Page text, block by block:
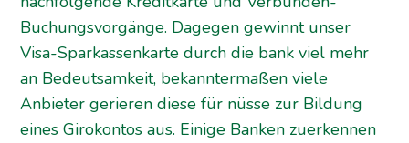
Buchungsvorgänge. Dagegen gewinnt unser
Visa-Sparkassenkarte durch die bank viel mehr
an Bedeutsamkeit, bekanntermaßen viele
Anbieter gerieren diese für nüsse zur Bildung
eines Girokontos aus. Einige Banken zuerkennen